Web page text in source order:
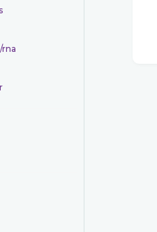
rna
molecular